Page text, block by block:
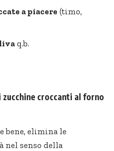
a piacere (timo,
q.b.
croccanti al forno
bene, elimina le
nel senso della